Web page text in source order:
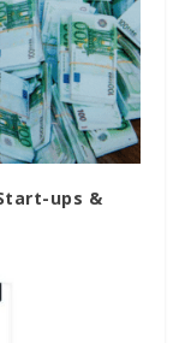
ups &